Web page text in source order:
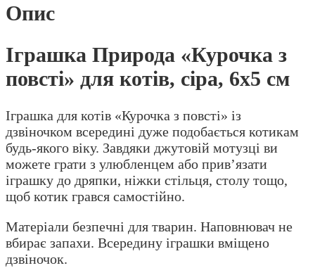
6х5
кількість
Опис
Іграшка Природа «Курочка з
повсті» для котів, сіра, 6х5 см
Іграшка для котів «Курочка з повсті» із
дзвіночком всередині дуже подобається котикам
будь-якого віку. Завдяки джутовій мотузці ви
можете грати з улюбленцем або прив’язати
іграшку до дряпки, ніжки стільця, столу тощо,
щоб котик грався самостійно.
Матеріали безпечні для тварин. Наповнювач не
вбирає запахи. Всередину іграшки вміщено
дзвіночок.